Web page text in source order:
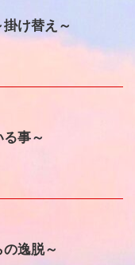
け替え～
事～
逸脱～